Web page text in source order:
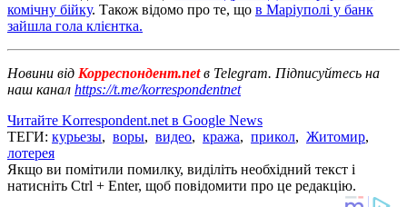
комічну бійку. Також відомо про те, що в Маріуполі у банк
зайшла гола клієнтка.
Новини від Корреспондент.netв Telegram. Підписуйтесь на
наш канал https://t.me/korrespondentnet
Читайте Korrespondent.net в Google News
ТЕГИ: курьезы, воры, видео, кража, прикол, Житомир,
лотерея
Якщо ви помітили помилку, виділіть необхідний текст і
натисніть Ctrl + Enter, щоб повідомити про це редакцію.